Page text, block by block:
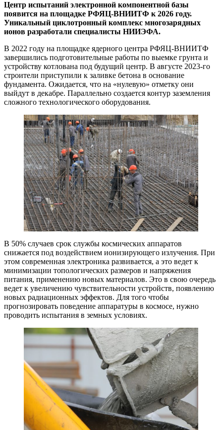
Центр испытаний электронной компонентной базы
появится на площадке РФЯЦ-ВНИИТФ к 2026 году.
Уникальный циклотронный комплекс многозарядных
ионов разработали специалисты НИИЭФА.
В 2022 году на площадке ядерного центра РФЯЦ-ВНИИТФ
завершились подготовительные работы по выемке грунта и
устройству котлована под будущий центр. В августе 2023-го
строители приступили к заливке бетона в основание
фундамента. Ожидается, что на «нулевую» отметку они
выйдут в декабре. Параллельно создается контур заземления
сложного технологического оборудования.
В 50% случаев срок службы космических аппаратов
снижается под воздействием ионизирующего излучения. При
этом современная электроника развивается, а это ведет к
минимизации топологических размеров и напряжения
питания, применению новых материалов. Это в свою очередь
ведет к увеличению чувствительности устройств, появлению
новых радиационных эффектов. Для того чтобы
прогнозировать поведение аппаратуры в космосе, нужно
проводить испытания в земных условиях.